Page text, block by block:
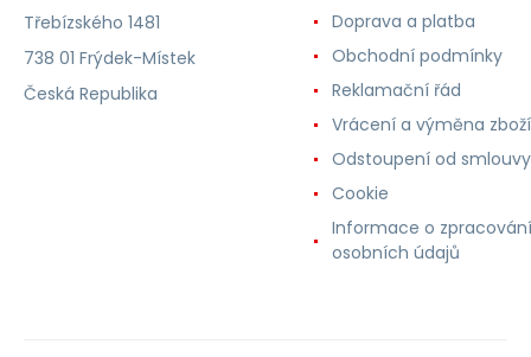
Třebízského 1481
738 01 Frýdek-Místek
Česká Republika
Doprava a platba
Obchodní podmínky
Reklamační řád
Vrácení a výměna zboží
Odstoupení od smlouvy
Cookie
Informace o zpracování
osobních údajů